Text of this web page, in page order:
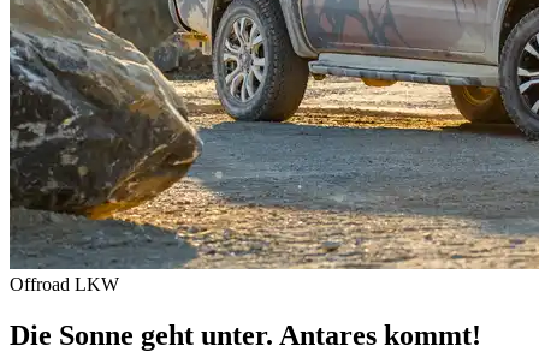
Offroad LKW
Die Sonne geht unter. Antares kommt!